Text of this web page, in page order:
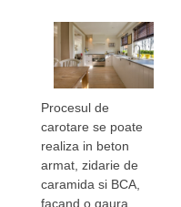
Procesul de
carotare se poate
realiza in beton
armat, zidarie de
caramida si BCA,
facand o gaura